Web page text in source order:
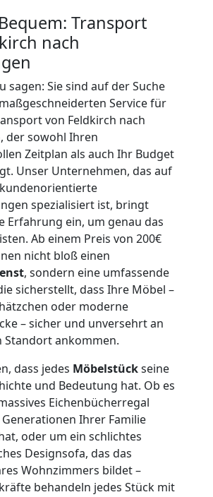
Transport
nach
sagen: Sie sind auf der Suche
Service für
von Feldkirch nach
der sowohl Ihren
Zeitplan als auch Ihr Budget
Unser Unternehmen, das auf
spezialisiert ist, bringt
Erfahrung ein, um genau das
Ab einem Preis von 200€
nicht bloß einen
, sondern eine umfassende
sicherstellt, dass Ihre Möbel –
oder moderne
– sicher und unversehrt an
Standort ankommen.
dass jedes Möbelstückseine
und Bedeutung hat. Ob es
Eichenbücherregal
Ihrer Familie
oder um ein schlichtes
Designsofa, das das
Wohnzimmers bildet –
behandeln jedes Stück mit